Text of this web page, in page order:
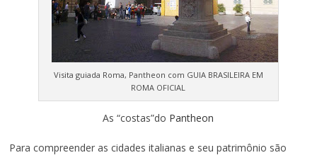
Visita guiada Roma, Pantheon com GUIA BRASILEIRA EM
ROMA OFICIAL
As “costas”do Pantheon
Para compreender as cidades italianas e seu patrimônio são